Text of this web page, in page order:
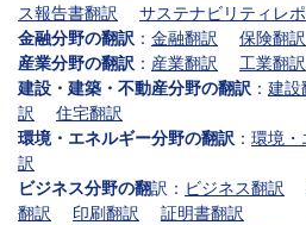
ス報告書翻訳
サステナビリティレ
金融分野の翻訳 ： 金融翻訳 保険翻訳
産業分野の翻訳 ： 産業翻訳 工業翻訳
建設・建築・不動産分野の翻訳 ： 建設
訳
住宅翻訳
環境・エネルギー分野の翻訳 ： 環境・
訳
ビジネス分野の翻訳： ビジネス翻訳
翻訳
印刷翻訳
証明書翻訳